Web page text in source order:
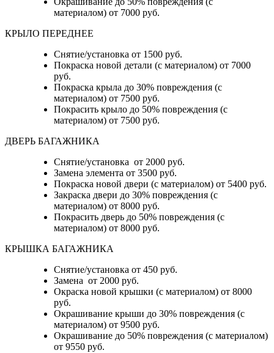
материалом) от 7000 руб.
КРЫЛО ПЕРЕДНЕЕ
Снятие/установка от 1500 руб.
Покраска новой детали (с материалом) от 7000
руб.
Покраска крыла до 30% повреждения (с
материалом) от 7500 руб.
Покрасить крыло до 50% повреждения (с
материалом) от 7500 руб.
ДВЕРЬ БАГАЖНИКА
Снятие/установка от 2000 руб.
Замена элемента от 3500 руб.
Покраска новой двери (с материалом) от 5400 руб.
Закраска двери до 30% повреждения (с
материалом) от 8000 руб.
Покрасить дверь до 50% повреждения (с
материалом) от 8000 руб.
КРЫШКА БАГАЖНИКА
Снятие/установка от 450 руб.
Замена от 2000 руб.
Окраска новой крышки (с материалом) от 8000
руб.
Окрашивание крыши до 30% повреждения (с
материалом) от 9500 руб.
Окрашивание до 50% повреждения (с материалом)
от 9550 руб.